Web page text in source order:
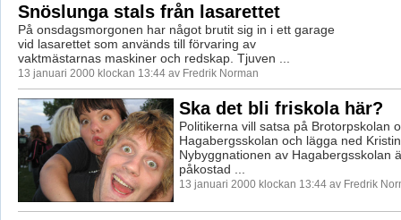
Snöslunga stals från lasarettet
På onsdagsmorgonen har något brutit sig in i ett garage
vid lasarettet som används till förvaring av
vaktmästarnas maskiner och redskap. Tjuven ...
13 januari 2000 klockan 13:44 av Fredrik Norman
Ska det bli friskola här?
Politikerna vill satsa på Brotorpskolan
Hagabergsskolan och lägga ned
Nybyggnationen av Hagabergsskolan
påkostad ...
13 januari 2000 klockan 13:44 av Fredrik